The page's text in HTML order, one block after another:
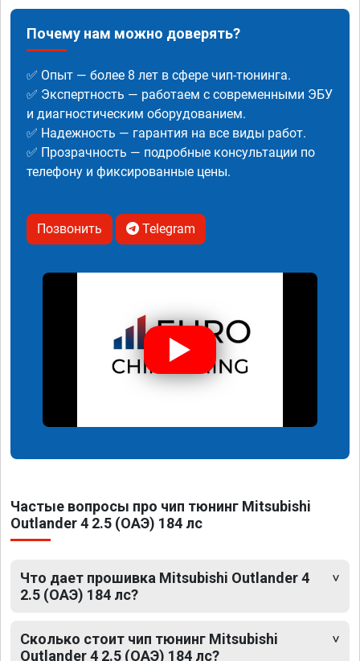
Почему нам можно доверять?
✅ Опыт — более 8 лет в сфере чип-тюнинга.
✅ Экспертность — работаем с современными ЭБУ
и диагностическим оборудованием.
✅ Надежность — гарантия на все виды работ.
✅ Прозрачность — подробные консультации по
телефону и фиксированные цены.
Позвонить Telegram
Частые вопросы про чип тюнинг Mitsubishi
Outlander 4 2.5 (ОАЭ) 184 лс
Что дает прошивка Mitsubishi Outlander 4
2.5 (ОАЭ) 184 лс?
Сколько стоит чип тюнинг Mitsubishi
Outlander 4 2.5 (ОАЭ) 184 лс?